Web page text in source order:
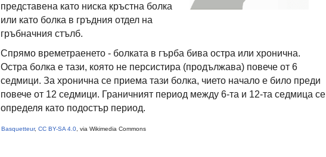
представена като ниска кръстна болка
или като болка в гръдния отдел на
гръбначния стълб.
Спрямо времетраенето - болката в гърба бива остра или хронична.
Остра болка е тази, която не персистира (продължава) повече от 6
седмици. За хронична се приема тази болка, чието начало е било преди
повече от 12 седмици. Граничният период между 6-та и 12-та седмица се
определя като подостър период.
Basquetteur, CC BY-SA 4.0 , via Wikimedia Commons